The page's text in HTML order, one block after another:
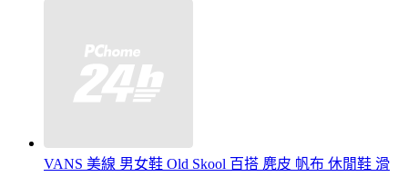
VANS 美線 男女鞋 Old Skool 百搭 麂皮 帆布 休閒鞋 滑